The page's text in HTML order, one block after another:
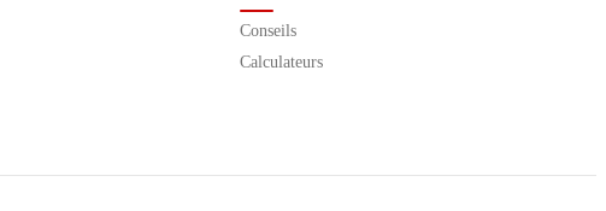
Conseils
Calculateurs